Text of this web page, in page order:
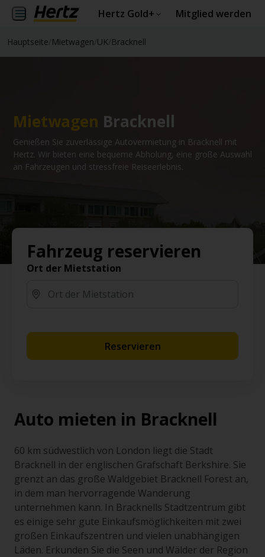
Hertz Gold+ Mitglied werden
Hauptseite Mietwagen UK Bracknell
Mietwagen Bracknell
Genießen Sie zuverlässige Autovermietung in Bracknell mit
Hertz. Wir bieten eine bequeme Abholung, eine große Auswahl
an Fahrzeugen und stressfreie Reiseerlebnis.
Fahrzeug reservieren
Ort der Mietstation
Reservieren
Auto mieten in Bracknell
60 km südwestlich von London liegt die Stadt
Bracknell in der englischen Grafschaft Berkshire. Sie
grenzt an das große Waldgebiet Bracknell Forest an,
in dem man hervorragende Wanderung
unternehmen kann. In Bracknells Stadtzentrum gibt
es einige sehr gute Einkaufsmöglichkeiten mit zwei
großen Einkaufszentren und vielen unabhängigen
Läden. Erkunden Sie die Seen und Wälder der Region